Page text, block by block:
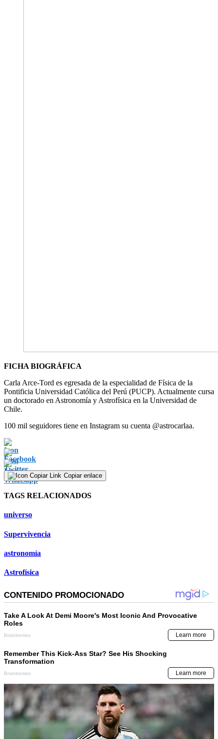
FICHA BIOGRÁFICA
Carla Arce-Tord es egresada de la especialidad de Física de la
Pontificia Universidad Católica del Perú (PUCP). Actualmente cursa
un doctorado en Astronomía y Astrofísica en la Universidad de
Chile.
100 mil seguidores tiene en Instagram su cuenta @astrocarlaa.
Copiar enlace
TAGS RELACIONADOS
universo
Supervivencia
astronomía
Astrofísica